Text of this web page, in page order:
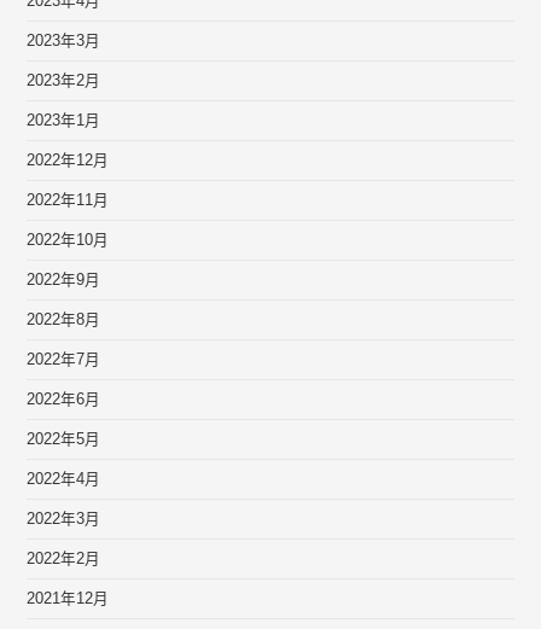
2023年3月
2023年2月
2023年1月
2022年12月
2022年11月
2022年10月
2022年9月
2022年8月
2022年7月
2022年6月
2022年5月
2022年4月
2022年3月
2022年2月
2021年12月